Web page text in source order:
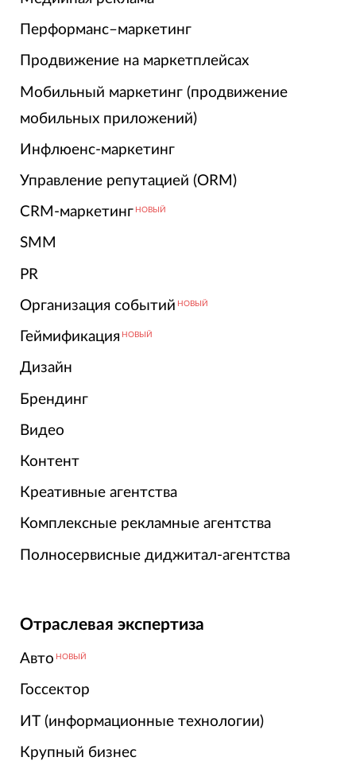
Перформанс–маркетинг
Продвижение на маркетплейсах
Мобильный маркетинг (продвижение
мобильных приложений)
Инфлюенс-маркетинг
Управление репутацией (ORM)
CRM-маркетинг НОВЫЙ
SMM
PR
Организация событий НОВЫЙ
Геймификация НОВЫЙ
Дизайн
Брендинг
Видео
Контент
Креативные агентства
Комплексные рекламные агентства
Полносервисные диджитал-агентства
Отраслевая экспертиза
Авто НОВЫЙ
Госсектор
ИТ (информационные технологии)
Крупный бизнес